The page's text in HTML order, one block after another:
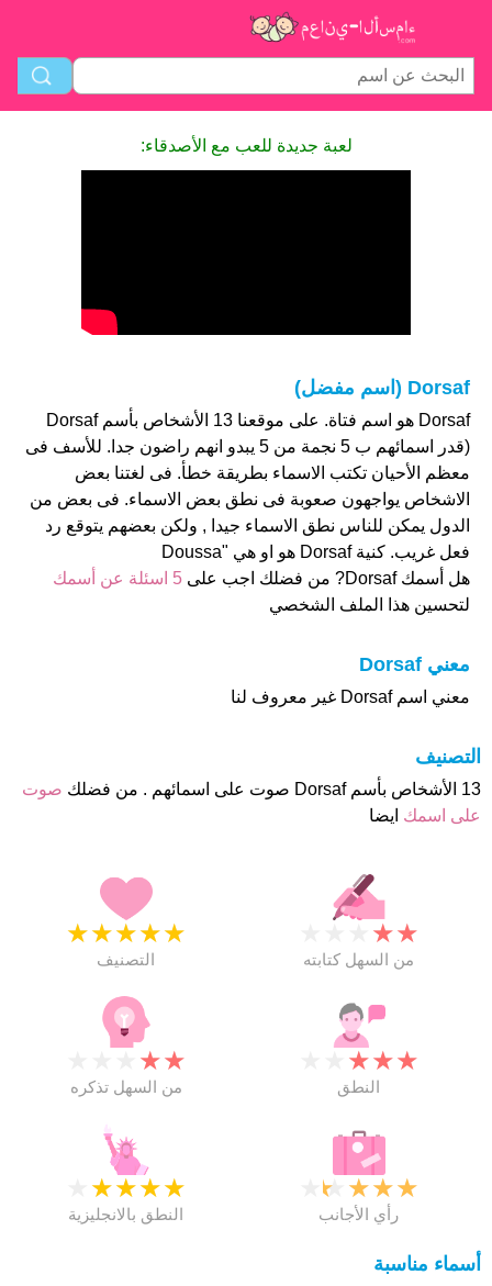
لعبة جديدة للعب مع الأصدقاء:
Dorsaf (اسم مفضل)
Dorsaf هو اسم فتاة. على موقعنا 13 الأشخاص بأسم Dorsaf
(قدر اسمائهم ب 5 نجمة من 5 يبدو انهم راضون جدا. للأسف فى
معظم الأحيان تكتب الاسماء بطريقة خطأ. فى لغتنا بعض
الاشخاص يواجهون صعوبة فى نطق بعض الاسماء. فى بعض من
الدول يمكن للناس نطق الاسماء جيدا , ولكن بعضهم يتوقع رد
فعل غريب. كنية Dorsaf هو او هي "Doussa
هل أسمك Dorsaf? من فضلك اجب على
5 اسئلة عن أسمك
لتحسين هذا الملف الشخصي
معني Dorsaf
معني اسم Dorsaf غير معروف لنا
التصنيف
13 الأشخاص بأسم Dorsaf صوت على اسمائهم . من فضلك
صوت
على اسمك ايضا
★
★
★
★
★
التصنيف
★
★
من السهل كتابته
★
★
من السهل تذكره
★
★
★
النطق
★
★
★
★
النطق بالانجليزية
★
★
★
★
رأي الأجانب
أسماء مناسبة